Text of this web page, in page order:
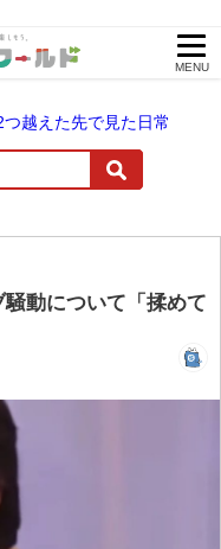
MENU
つ越えた先で見た日常
動について「揉めて